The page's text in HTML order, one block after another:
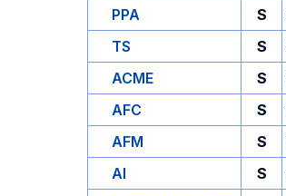
PPA
S
TS
S
ACME
S
AFC
S
AFM
S
AI
S